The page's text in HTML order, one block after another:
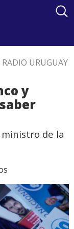
RADIO URUGUAY
y
de la